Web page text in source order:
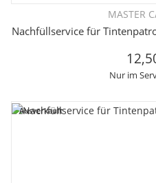
MASTER
Nachfüllservice für
Nur im
Ausverkauft